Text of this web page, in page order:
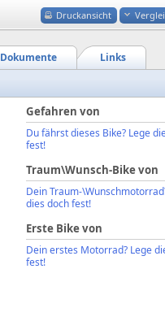
Druckansicht
Links
Dokumente
Gefahren von
Du fährst dieses Bike? Lege
fest!
Traum\Wunsch-Bike von
Dein Traum-
dies doch fest!
Erste Bike von
Dein erstes Motorrad? Lege
fest!